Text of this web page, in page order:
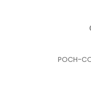
POCH-